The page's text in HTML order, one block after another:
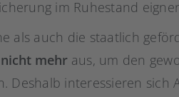
im Ruhestand
als auch die staatlich
mehraus, um den
Deshalb interessieren sich